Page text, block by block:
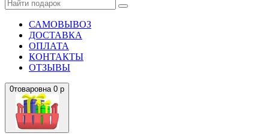
САМОВЫВОЗ
ДОСТАВКА
ОПЛАТА
КОНТАКТЫ
ОТЗЫВЫ
0товаровна 0 р